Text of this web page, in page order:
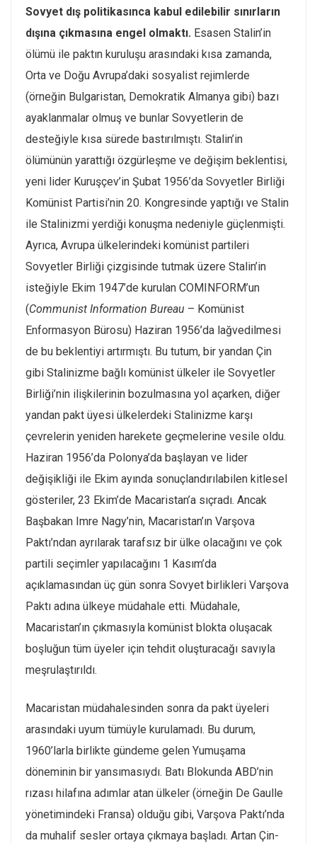
Sovyet dış politikasınca kabul edilebilir sınırların
dışına çıkmasına engel olmaktı. Esasen Stalin’in
ölümü ile paktın kuruluşu arasındaki kısa zamanda,
Orta ve Doğu Avrupa’daki sosyalist rejimlerde
(örneğin Bulgaristan, Demokratik Almanya gibi) bazı
ayaklanmalar olmuş ve bunlar Sovyetlerin de
desteğiyle kısa sürede bastırılmıştı. Stalin’in
ölümünün yarattığı özgürleşme ve değişim beklentisi,
yeni lider Kuruşçev’in Şubat 1956’da Sovyetler Birliği
Komünist Partisi’nin 20. Kongresinde yaptığı ve Stalin
ile Stalinizmi yerdiği konuşma nedeniyle güçlenmişti.
Ayrıca, Avrupa ülkelerindeki komünist partileri
Sovyetler Birliği çizgisinde tutmak üzere Stalin’in
isteğiyle Ekim 1947’de kurulan COMINFORM’un
(Communist Information Bureau – Komünist
Enformasyon Bürosu) Haziran 1956’da lağvedilmesi
de bu beklentiyi artırmıştı. Bu tutum, bir yandan Çin
gibi Stalinizme bağlı komünist ülkeler ile Sovyetler
Birliği’nin ilişkilerinin bozulmasına yol açarken, diğer
yandan pakt üyesi ülkelerdeki Stalinizme karşı
çevrelerin yeniden harekete geçmelerine vesile oldu.
Haziran 1956’da Polonya’da başlayan ve lider
değişikliği ile Ekim ayında sonuçlandırılabilen kitlesel
gösteriler, 23 Ekim’de Macaristan’a sıçradı. Ancak
Başbakan Imre Nagy’nin, Macaristan’ın Varşova
Paktı’ndan ayrılarak tarafsız bir ülke olacağını ve çok
partili seçimler yapılacağını 1 Kasım’da
açıklamasından üç gün sonra Sovyet birlikleri Varşova
Paktı adına ülkeye müdahale etti. Müdahale,
Macaristan’ın çıkmasıyla komünist blokta oluşacak
boşluğun tüm üyeler için tehdit oluşturacağı savıyla
meşrulaştırıldı.
Macaristan müdahalesinden sonra da pakt üyeleri
arasındaki uyum tümüyle kurulamadı. Bu durum,
1960’larla birlikte gündeme gelen Yumuşama
döneminin bir yansımasıydı. Batı Blokunda ABD’nin
rızası hilafına adımlar atan ülkeler (örneğin De Gaulle
yönetimindeki Fransa) olduğu gibi, Varşova Paktı’nda
da muhalif sesler ortaya çıkmaya başladı. Artan Çin-